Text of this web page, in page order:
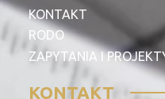
KONTAKT
RODO
ZAPYTANIA I
KONTAKT